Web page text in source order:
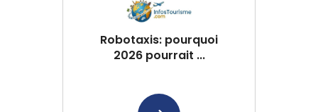
Robotaxis: pourquoi
2026 pourrait ...